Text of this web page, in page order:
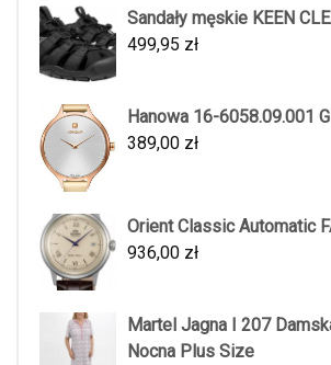
Sandały męskie KEEN
499,95 zł
Hanowa 16-6058.09.001
389,00 zł
Orient Classic Automatic
936,00 zł
Martel Jagna I 207
Nocna Plus Size